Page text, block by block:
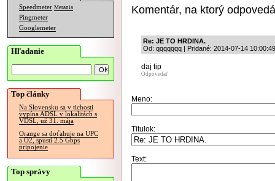
Speedmeter Merania
Pingmeter
Googlemeter
Hľadanie
Top články
Na Slovensku sa v tichosti
vypína ADSL v lokalitách s
VDSL, už 31. mája
Orange sa doťahuje na UPC
a O2, spustí 2.5 Gbps
pripojenie
Top správy
Komentár, na ktorý
Re: JE TO HRDINA.
Od: qqqqqqq | Pridané: 2014-07-14 10:00:49
daj tip
Odpovedať
Meno:
Titulok:
Text: